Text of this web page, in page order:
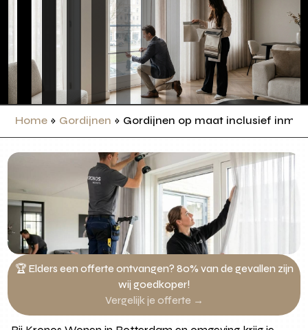
Home » Gordijnen » Gordijnen op maat inclusief
🏆 Elders een offerte ontvangen? 80% van de gevallen zijn
wij goedkoper!
Vergelijk je offerte →